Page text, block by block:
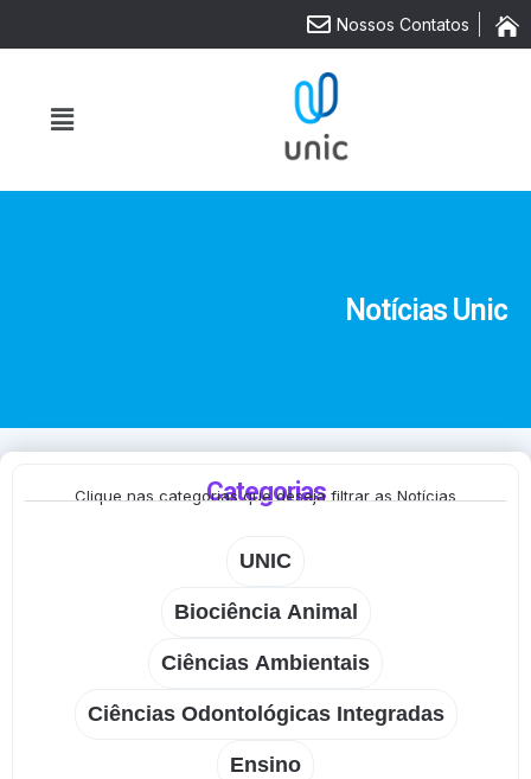
Nossos Contatos
Notícias Unic
Categorias
Clique nas categorias que deseja filtrar as Notícias
UNIC
Biociência Animal
Ciências Ambientais
Ciências Odontológicas Integradas
Ensino